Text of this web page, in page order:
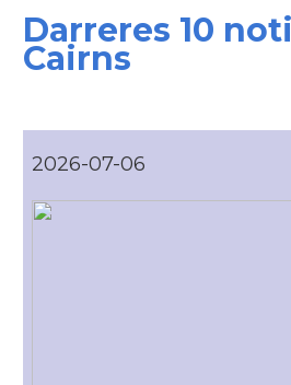
Casal Casal
Darreres 10
Cairns
2026-07-06